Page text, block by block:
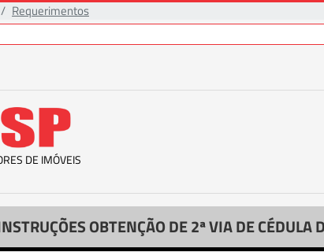
Requerimentos
DE IMÓVEIS
OBTENÇÃO DE 2ª VIA DE CÉDULA